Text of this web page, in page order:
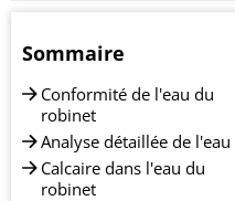
Sommaire
Conformité de l'eau du
robinet
Analyse détaillée de l'eau
Calcaire dans l'eau du
robinet